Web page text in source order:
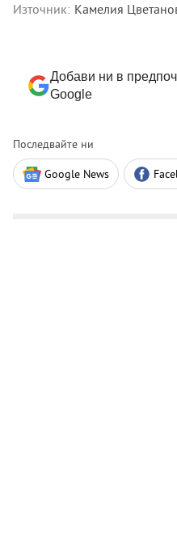
Източник: Камелия
Добави ни в
Google
Последвайте ни
Google News